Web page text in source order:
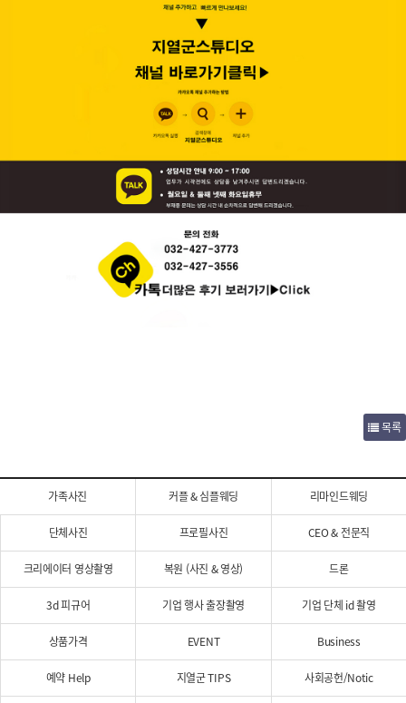
목록
가족사진 커플 & 심플웨딩 리마인드웨딩
단체사진 프로필사진 CEO & 전문직
크리에이터 영상촬영 복원 (사진 & 영상) 드론
3d 피규어 기업 행사 출장촬영 기업 단체 id 촬영
상품가격 EVENT Business
예약 Help 지열군 TIPS 사회공헌/Notic